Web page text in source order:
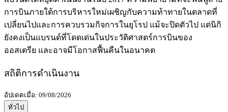
การบินภายใต้การบริหารใหม่เผชิญกับความท้าทายในตลาดที่
เปลี่ยนไปและการควบรวมกิจการในยุโรป แม้จะปิดตัวไป แต่นิกิ
ยังคงเป็นแบรนด์ที่โดดเด่นในประวัติศาสตร์การบินของ
ออสเตรีย และอาจมีโอกาสฟื้นคืนในอนาคต
สถิติการดำเนินงาน
อัปเดตเมื่อ: 09/08/2026
ทั่วไป